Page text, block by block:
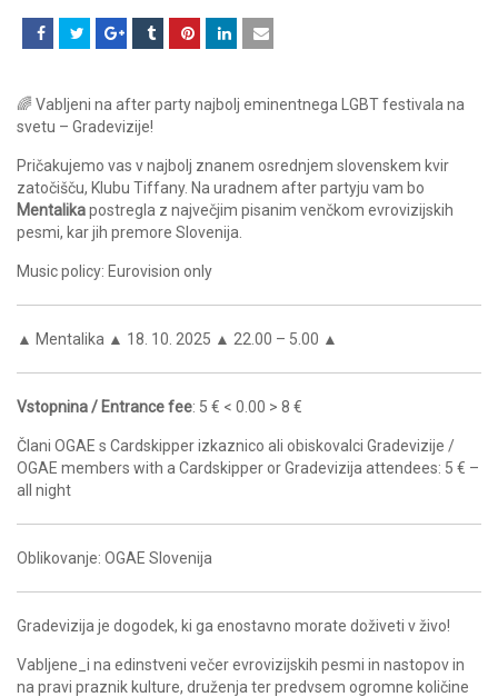
🌈 Vabljeni na after party najbolj eminentnega LGBT festivala na
svetu – Gradevizije!
Pričakujemo vas v najbolj znanem osrednjem slovenskem kvir
zatočišču, Klubu Tiffany. Na uradnem after partyju vam bo
Mentalikapostregla z največjim pisanim venčkom evrovizijskih
pesmi, kar jih premore Slovenija.
Music policy: Eurovision only
▲ Mentalika ▲ 18. 10. 2025 ▲ 22.00 – 5.00 ▲
Vstopnina / Entrance fee: 5 € < 0.00 > 8 €
Člani OGAE s Cardskipper izkaznico ali obiskovalci Gradevizije /
OGAE members with a Cardskipper or Gradevizija attendees: 5 € –
all night
Oblikovanje: OGAE Slovenija
Gradevizija je dogodek, ki ga enostavno morate doživeti v živo!
Vabljene_i na edinstveni večer evrovizijskih pesmi in nastopov in
na pravi praznik kulture, druženja ter predvsem ogromne količine